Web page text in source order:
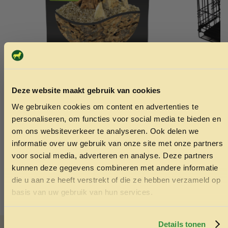
Deze website maakt gebruik van cookies
We gebruiken cookies om content en advertenties te
personaliseren, om functies voor social media te bieden en
om ons websiteverkeer te analyseren. Ook delen we
informatie over uw gebruik van onze site met onze partners
voor social media, adverteren en analyse. Deze partners
kunnen deze gegevens combineren met andere informatie
die u aan ze heeft verstrekt of die ze hebben verzameld op
basis van uw gebruik van hun services.
Details tonen
BioArt Dragon Rock zak 800 gram
5.99
Toevoegen aan winkelwagen
ONTVANG 5% KORTING OP
JE EERSTE BESTELLING!
Ontvang korting
Door je in te schrijven ga je akkoord met het ontvangen van